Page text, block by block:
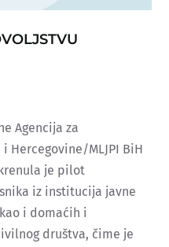
Agencija za
Hercegovine/MLJPI BiH
je pilot
iz institucija javne
i domaćih i
društva, čime je